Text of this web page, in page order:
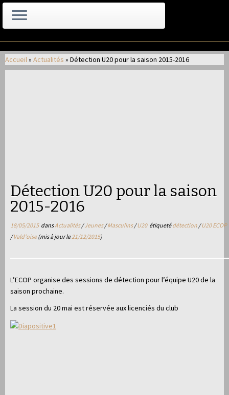
au
contenu
Accueil» Actualités » Détection U20 pour la saison 2015-2016
Détection U20 pour la saison
2015-2016
18/05/2015dansActualités/Jeunes/Masculins/U20 étiquetédétection /U20 ECOP
/Vald'oise(mis à jour le21/12/2015)
L’ECOP organise des sessions de détection pour l’équipe U20 de la
saison prochaine.
La session du 20 mai est réservée aux licenciés du club